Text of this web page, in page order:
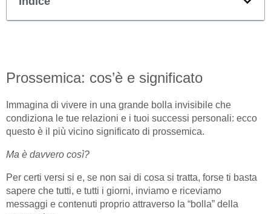
Prossemica: cos’è e significato
Immagina di vivere in una grande bolla invisibile che
condiziona le tue relazioni e i tuoi successi personali: ecco
questo è il più vicino significato di prossemica.
Ma è davvero così?
Per certi versi si e, se non sai di cosa si tratta, forse ti basta
sapere che tutti, e tutti i giorni, inviamo e riceviamo
messaggi e contenuti proprio attraverso la “bolla” della